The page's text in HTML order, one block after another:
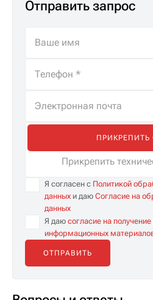
Отправить запрос
ПРИКРЕПИТЬ
Прикрепить
Я согласен с Политикой
данных и даю Согласие на
данных
Я даю согласие на
информационных